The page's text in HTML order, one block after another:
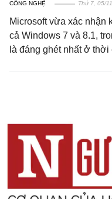
CÔNG NGHỆ Thứ 7, 05/
Microsoft vừa xác nhận
cả Windows 7 và 8.1,
là đáng ghét nhất ở thời